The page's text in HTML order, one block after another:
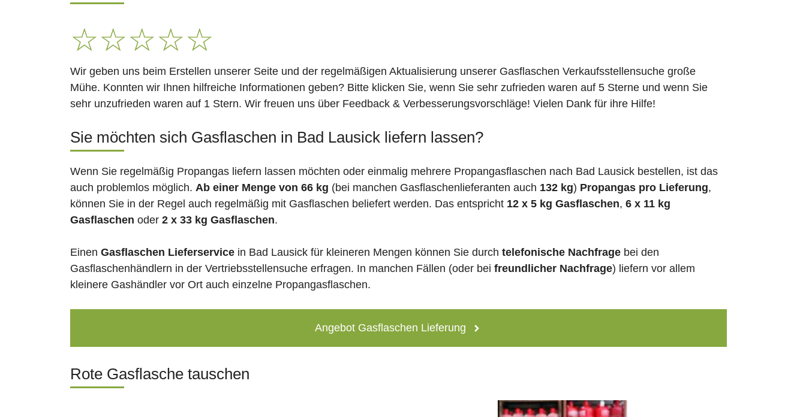
☆☆☆☆☆
Wir geben uns beim Erstellen unserer Seite und der regelmäßigen Aktualisierung unserer Gasflaschen Verkaufsstellensuche große
Mühe. Konnten wir Ihnen hilfreiche Informationen geben? Bitte klicken Sie, wenn Sie sehr zufrieden waren auf 5 Sterne und wenn Sie
sehr unzufrieden waren auf 1 Stern. Wir freuen uns über Feedback & Verbesserungsvorschläge! Vielen Dank für ihre Hilfe!
Sie möchten sich Gasflaschen in Bad Lausick liefern lassen?
Wenn Sie regelmäßig Propangas liefern lassen möchten oder einmalig mehrere Propangasflaschen nach Bad Lausick bestellen, ist das
auch problemlos möglich. Ab einer Menge von 66 kg (bei manchen Gasflaschenlieferanten auch 132 kg) Propangas pro Lieferung,
können Sie in der Regel auch regelmäßig mit Gasflaschen beliefert werden. Das entspricht 12 x 5 kg Gasflaschen, 6 x 11 kg
Gasflaschen oder 2 x 33 kg Gasflaschen.
Einen Gasflaschen Lieferservice in Bad Lausick für kleineren Mengen können Sie durch telefonische Nachfrage bei den
Gasflaschenhändlern in der Vertriebsstellensuche erfragen. In manchen Fällen (oder bei freundlicher Nachfrage) liefern vor allem
kleinere Gashändler vor Ort auch einzelne Propangasflaschen.
Angebot Gasflaschen Lieferung
Rote Gasflasche tauschen